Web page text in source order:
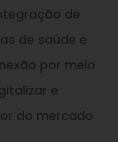
de
de saúde e
por meio
e
do mercado